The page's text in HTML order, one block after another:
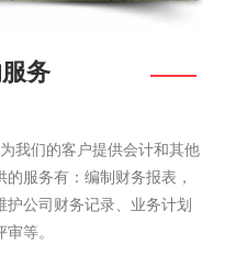
务
们的客户提供会计和其他
服务有：编制财务报表，
公司财务记录、业务计划
等。